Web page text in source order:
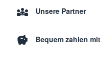
Unsere Partner
Bequem zahlen mit